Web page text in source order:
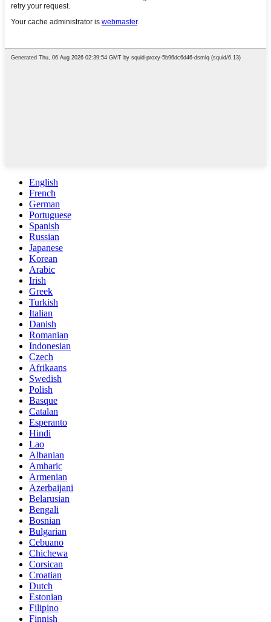
English
French
German
Portuguese
Spanish
Russian
Japanese
Korean
Arabic
Irish
Greek
Turkish
Italian
Danish
Romanian
Indonesian
Czech
Afrikaans
Swedish
Polish
Basque
Catalan
Esperanto
Hindi
Lao
Albanian
Amharic
Armenian
Azerbaijani
Belarusian
Bengali
Bosnian
Bulgarian
Cebuano
Chichewa
Corsican
Croatian
Dutch
Estonian
Filipino
Finnish